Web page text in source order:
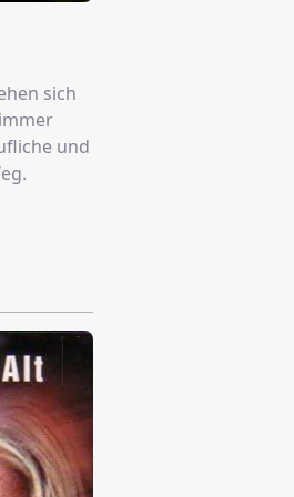
sich
und